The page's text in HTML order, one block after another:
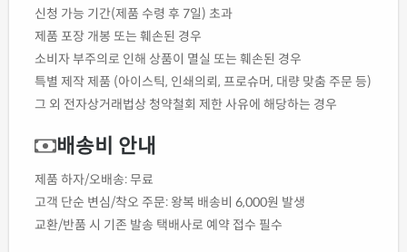
신청 가능 기간(제품 수령 후 7일) 초과
제품 포장 개봉 또는 훼손된 경우
소비자 부주의로 인해 상품이 멸실 또는 훼손된 경우
특별 제작 제품 (아이스틱, 인쇄의뢰, 프로슈머, 대량 맞춤 주문 등)
그 외 전자상거래법상 청약철회 제한 사유에 해당하는 경우
배송비 안내
제품 하자/오배송: 무료
고객 단순 변심/착오 주문: 왕복 배송비 6,000원 발생
교환/반품 시 기존 발송 택배사로 예약 접수 필수